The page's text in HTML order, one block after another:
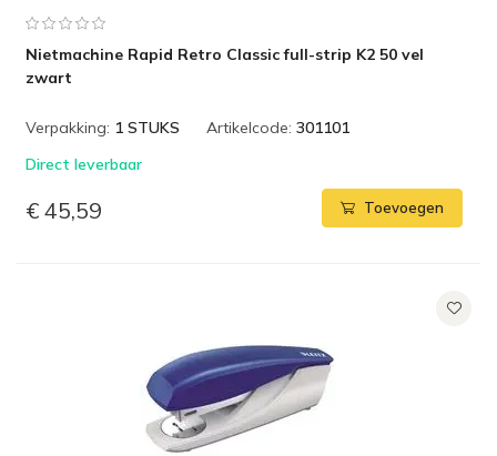
Nietmachine Rapid Retro Classic full-strip K2 50 vel
zwart
Verpakking: 1 STUKS Artikelcode: 301101
Direct leverbaar
€ 45,59 Toevoegen